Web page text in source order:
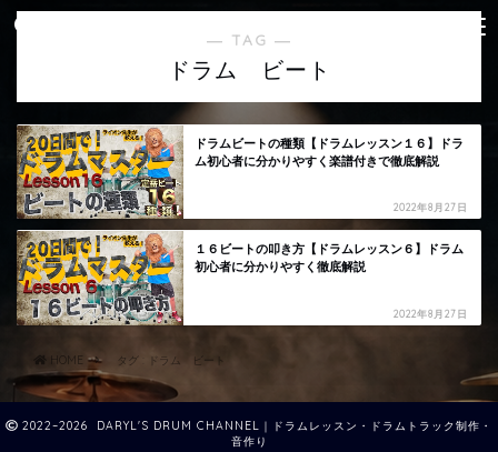
― TAG ―
ドラム ビート
ドラムビートの種類【ドラムレッスン１６】ドラ
ム初心者に分かりやすく楽譜付きで徹底解説
2022年8月27日
１６ビートの叩き方【ドラムレッスン６】ドラム
初心者に分かりやすく徹底解説
2022年8月27日
HOME タグ : ドラム ビート
2022–2026 DARYL'S DRUM CHANNEL｜ドラムレッスン・ドラムトラック制作・
音作り